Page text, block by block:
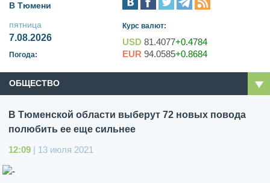
В Тюмени
пятница
7.08.2026
Погода:
Курс валют:
USD 81.4077+0.4784
EUR 94.0585+0.8684
ОБЩЕСТВО
В Тюменской области выберут 72 новых повода
полюбить ее еще сильнее
12:09 | 13 июля 2021